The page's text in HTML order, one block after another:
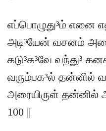
எப்பொழுது³ம் எனை
அடி³யேன் வசனம்
கடு³க³வே வந்து³
வரும்பக³ல் தன்னில்
அரையிருள்
100 ||